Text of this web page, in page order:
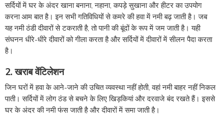
सर्दियों में घर के अंदर खाना बनाना, नहाना, कपड़े सुखाना और हीटर का उपयोग
करना आम बात है। इन सभी गतिविधियों से कमरे की हवा में नमी बढ़ जाती है। जब
यह नमी ठंडी दीवारों से टकराती है, तो पानी की बूंदों के रूप में जम जाती है। यही
संघनन धीरे-धीरे दीवारों को गीला करता है और सर्दियों में दीवारों में सीलन पैदा करता
है।
2. खराब वेंटिलेशन
जिन घरों में हवा के आने-जाने की उचित व्यवस्था नहीं होती, वहां नमी बाहर नहीं निकल
पाती। सर्दियों में लोग ठंड से बचने के लिए खिड़कियां और दरवाजे बंद रखते हैं। इससे
घर के अंदर की नमी फंस जाती है और दीवारों में समा जाती है।